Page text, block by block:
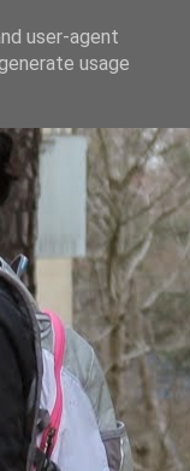
user-agent
usage